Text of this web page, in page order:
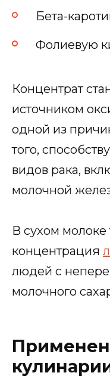
Бета-
Фолиевую
Концентрат
источником
одной из
того,
видов рака,
молочной
В сухом
концентрация
людей с
молочного